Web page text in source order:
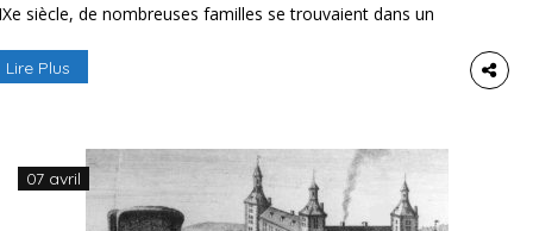
siècle, de nombreuses familles se trouvaient dans un
enfants et abandonnaient leurs nouveau-nés, le plus
En 1805, la Ville […]
Lire Plus
07 avril